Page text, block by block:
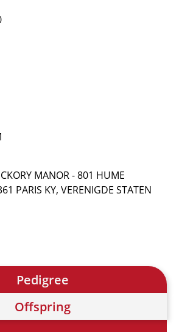
MANOR - 801 HUME
PARIS KY, VERENIGDE STATEN
Pedigree
Offspring